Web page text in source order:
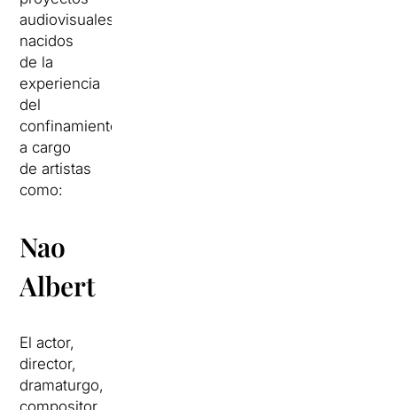
audiovisuales
nacidos
de la
experiencia
del
confinamiento
a cargo
de artistas
como:
Nao
Albert
El actor,
director,
dramaturgo,
compositor